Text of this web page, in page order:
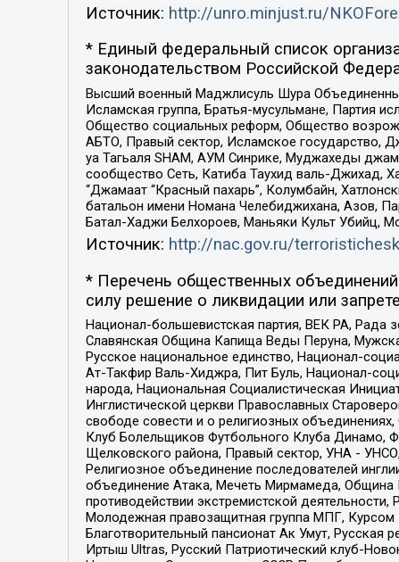
Источник: http://unro.minjust.ru/
* Единый федеральный список
законодательством Российской
Высший военный Маджлисуль Шура
Исламская группа, Братья-мусульмане, Партия
Общество социальных реформ, Общество
АБТО, Правый сектор, Исламское государство,
уа Тагьаля SHAM, АУМ Синрике, Муджахеды
сообщество Сеть, Катиба Таухид валь-Джихад,
“Джамаат “Красный пахарь”, Колумбайн,
батальон имени Номана Челебиджихана, Азов,
Батал-Хаджи Белхороев, Маньяки Культ Убийц,
Источник: http://nac.gov.ru/
* Перечень общественных
силу решение о ликвидации или
Национал-большевистская партия, ВЕК РА,
Славянская Община Капища Веды Перуна,
Русское национальное единство, Национал-
Ат-Такфир Валь-Хиджра, Пит Буль, Национал-
народа, Национальная Социалистическая
Инглистической церкви Православных
свободе совести и о религиозных
Клуб Болельщиков Футбольного Клуба Динамо,
Щелковского района, Правый сектор, УНА -
Религиозное объединение последователей
объединение Атака, Мечеть Мирмамеда, Община
противодействии экстремистской
Молодежная правозащитная группа МПГ, Курсом
Благотворительный пансионат Ак Умут, Русская
Иртыш Ultras, Русский Патриотический клуб-